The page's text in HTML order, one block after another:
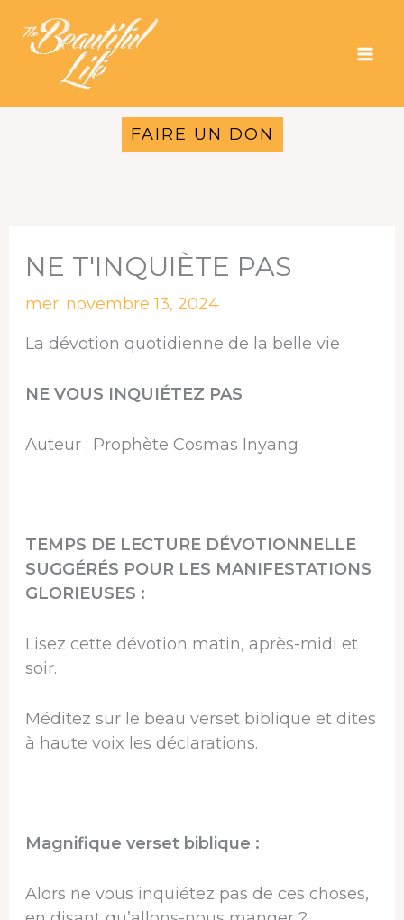
contenu
FAIRE UN DON
NE T'INQUIÈTE PAS
mer. novembre 13, 2024
La dévotion quotidienne de la belle vie
NE VOUS INQUIÉTEZ PAS
Auteur : Prophète Cosmas Inyang
TEMPS DE LECTURE DÉVOTIONNELLE
SUGGÉRÉS POUR LES MANIFESTATIONS
GLORIEUSES :
Lisez cette dévotion matin, après-midi et
soir.
Méditez sur le beau verset biblique et dites
à haute voix les déclarations.
Magnifique verset biblique :
Alors ne vous inquiétez pas de ces choses,